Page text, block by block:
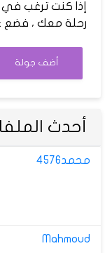
إذا كنت ترغب في
رحلة معك ، فضع
أضف جولة
أحدث
محمد4576
Mahmoud